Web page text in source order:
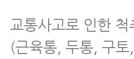
교통사고로 인한
(근육통, 두통, 구